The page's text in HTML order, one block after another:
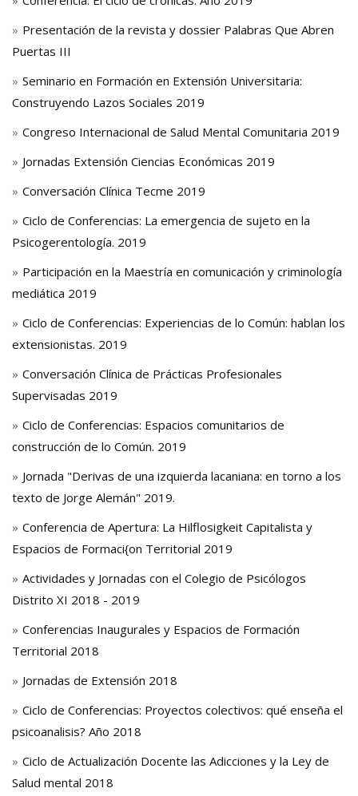
Presentación de la revista y dossier Palabras Que Abren
Puertas III
Seminario en Formación en Extensión Universitaria:
Construyendo Lazos Sociales 2019
Congreso Internacional de Salud Mental Comunitaria 2019
Jornadas Extensión Ciencias Económicas 2019
Conversación Clínica Tecme 2019
Ciclo de Conferencias: La emergencia de sujeto en la
Psicogerentología. 2019
Participación en la Maestría en comunicación y criminología
mediática 2019
Ciclo de Conferencias: Experiencias de lo Común: hablan los
extensionistas. 2019
Conversación Clínica de Prácticas Profesionales
Supervisadas 2019
Ciclo de Conferencias: Espacios comunitarios de
construcción de lo Común. 2019
Jornada "Derivas de una izquierda lacaniana: en torno a los
texto de Jorge Alemán" 2019.
Conferencia de Apertura: La Hilflosigkeit Capitalista y
Espacios de Formaci{on Territorial 2019
Actividades y Jornadas con el Colegio de Psicólogos
Distrito XI 2018 - 2019
Conferencias Inaugurales y Espacios de Formación
Territorial 2018
Jornadas de Extensión 2018
Ciclo de Conferencias: Proyectos colectivos: qué enseña el
psicoanalisis? Año 2018
Ciclo de Actualización Docente las Adicciones y la Ley de
Salud mental 2018